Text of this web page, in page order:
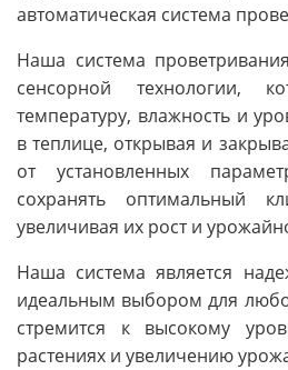
автоматическая система
Наша система
сенсорной технологии,
температуру, влажность и
в теплице, открывая и
от установленных
сохранять оптимальный
увеличивая их рост и
Наша система является
идеальным выбором для
стремится к высокому
растениях и увеличению